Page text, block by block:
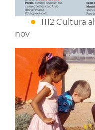
1112 Cultura
nov